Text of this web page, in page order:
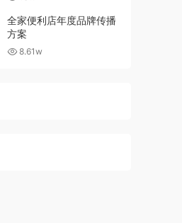
全家便利店年度品牌传播
方案
8.61w